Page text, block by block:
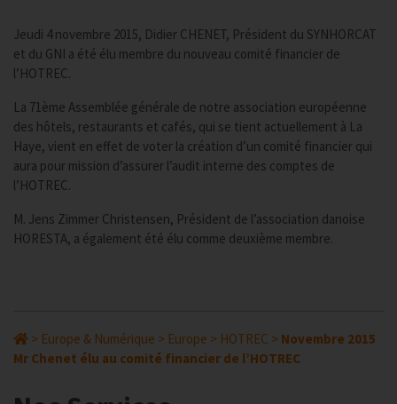
Jeudi 4 novembre 2015, Didier CHENET, Président du SYNHORCAT
et du GNI a été élu membre du nouveau comité financier de
l’HOTREC.
La 71ème Assemblée générale de notre association européenne
des hôtels, restaurants et cafés, qui se tient actuellement à La
Haye, vient en effet de voter la création d’un comité financier qui
aura pour mission d’assurer l’audit interne des comptes de
l’HOTREC.
M. Jens Zimmer Christensen, Président de l’association danoise
HORESTA, a également été élu comme deuxième membre.
> Europe & Numérique > Europe > HOTREC > Novembre 2015
Mr Chenet élu au comité financier de l’HOTREC